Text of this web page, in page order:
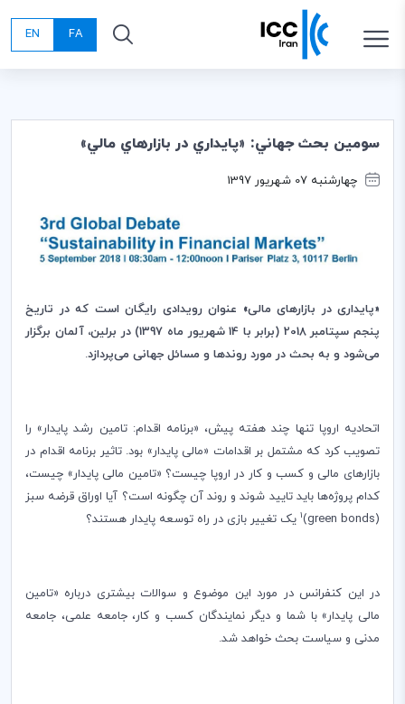
FA
EN
سومين بحث جهاني: «پايداري در بازارهاي مالي»
چهارشنبه 07 شهریور 1397
«پایداری در بازارهای مالی» عنوان رویدادی رایگان است که در تاریخ
پنجم سپتامبر 2018 (برابر با 14 شهریور ماه 1397) در برلین، آلمان برگزار
می‌شود و به بحث در مورد روندها و مسائل جهانی می‌پردازد.
اتحادیه اروپا تنها چند هفته پیش، «برنامه اقدام: تامین رشد پایدار» را
تصویب کرد که مشتمل بر اقدامات «مالی پایدار» بود. تاثیر برنامه اقدام در
بازارهای مالی و کسب و کار در اروپا چیست؟ «تامین مالی پایدار» چیست،
کدام پروژه‌ها باید تایید شوند و روند آن چگونه است؟ آیا اوراق قرضه سبز
(
green bonds
)
1 یک تغییر بازی در راه توسعه پایدار هستند؟
در این کنفرانس در مورد این موضوع و سوالات بیشتری درباره «تامین
مالی پایدار» با شما و دیگر نمایندگان کسب و کار، جامعه علمی، جامعه
مدنی و سیاست بحث خواهد شد.